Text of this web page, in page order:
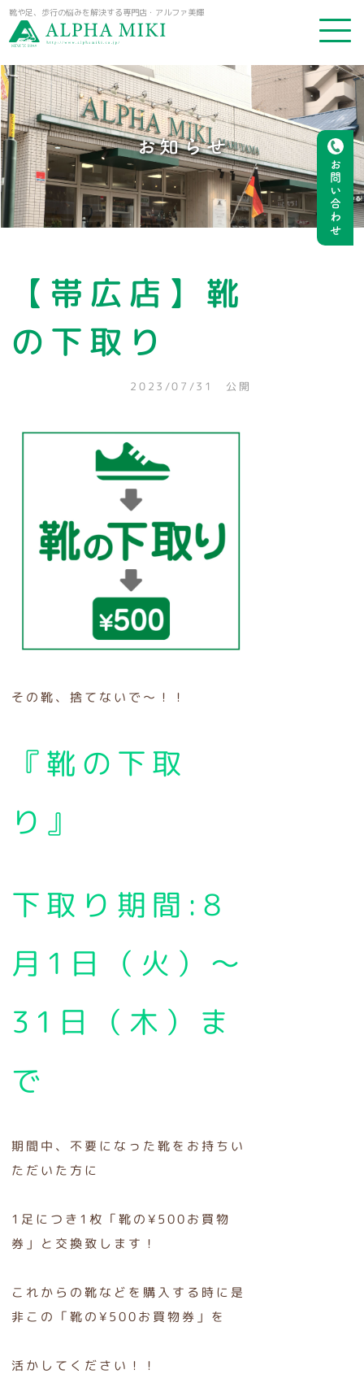
靴や足、歩行の悩みを解決する専門店・アルファ美輝
お問い合わせ
お知らせ
【帯広店】靴
の下取り
2023/07/31 公開
その靴、捨てないで～！！
『靴の下取
り』
下取り期間:8
月1日（火）～
31日（木）ま
で
期間中、不要になった靴をお持ちい
ただいた方に
1足につき1枚「靴の¥500お買物
券」と交換致します！
これからの靴などを購入する時に是
非この「靴の¥500お買物券」を
活かしてください！！